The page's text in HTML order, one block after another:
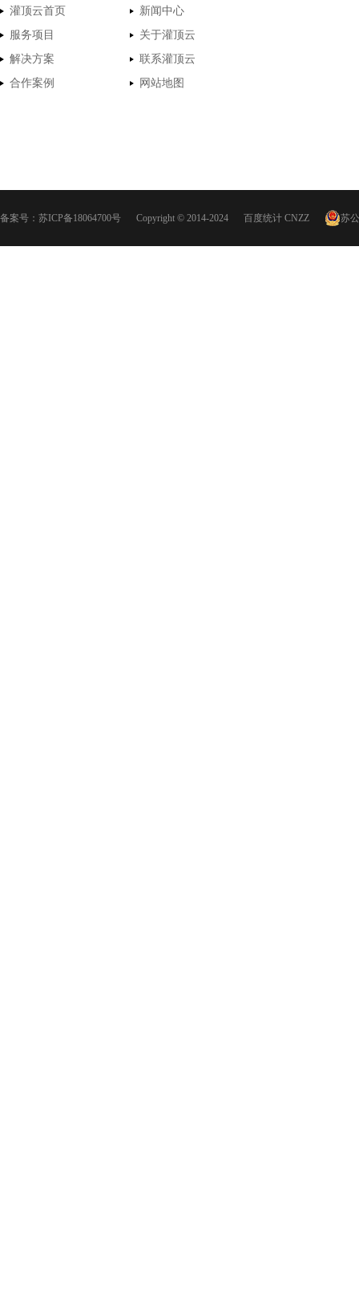
灌顶云首页
新闻中心
服务项目
关于灌顶云
解决方案
联系灌顶云
合作案例
网站地图
备案号： 苏ICP备18064700号 Copyright © 2014-2024 百度统计 CNZZ 苏